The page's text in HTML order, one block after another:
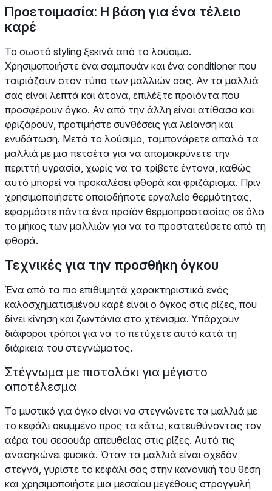
Προετοιμασία: Η βάση για ένα τέλειο
καρέ
Το σωστό styling ξεκινά από το λούσιμο.
Χρησιμοποιήστε ένα σαμπουάν και ένα conditioner που
ταιριάζουν στον τύπο των μαλλιών σας. Αν τα μαλλιά
σας είναι λεπτά και άτονα, επιλέξτε προϊόντα που
προσφέρουν όγκο. Αν από την άλλη είναι ατίθασα και
φριζάρουν, προτιμήστε συνθέσεις για λείανση και
ενυδάτωση. Μετά το λούσιμο, ταμπονάρετε απαλά τα
μαλλιά με μια πετσέτα για να απομακρύνετε την
περιττή υγρασία, χωρίς να τα τρίβετε έντονα, καθώς
αυτό μπορεί να προκαλέσει φθορά και φριζάρισμα. Πριν
χρησιμοποιήσετε οποιοδήποτε εργαλείο θερμότητας,
εφαρμόστε πάντα ένα προϊόν θερμοπροστασίας σε όλο
το μήκος των μαλλιών για να τα προστατεύσετε από τη
φθορά.
Τεχνικές για την προσθήκη όγκου
Ένα από τα πιο επιθυμητά χαρακτηριστικά ενός
καλοσχηματισμένου καρέ είναι ο όγκος στις ρίζες, που
δίνει κίνηση και ζωντάνια στο χτένισμα. Υπάρχουν
διάφοροι τρόποι για να το πετύχετε αυτό κατά τη
διάρκεια του στεγνώματος.
Στέγνωμα με πιστολάκι για μέγιστο
αποτέλεσμα
Το μυστικό για όγκο είναι να στεγνώνετε τα μαλλιά με
το κεφάλι σκυμμένο προς τα κάτω, κατευθύνοντας τον
αέρα του σεσουάρ απευθείας στις ρίζες. Αυτό τις
ανασηκώνει φυσικά. Όταν τα μαλλιά είναι σχεδόν
στεγνά, γυρίστε το κεφάλι σας στην κανονική του θέση
και χρησιμοποιήστε μια μεσαίου μεγέθους στρογγυλή